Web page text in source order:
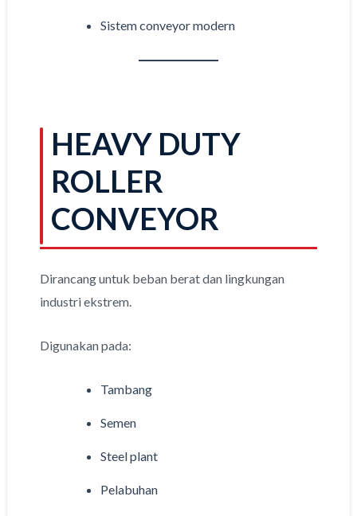
Sistem conveyor modern
HEAVY DUTY
ROLLER
CONVEYOR
Dirancang untuk beban berat dan lingkungan
industri ekstrem.
Digunakan pada:
Tambang
Semen
Steel plant
Pelabuhan